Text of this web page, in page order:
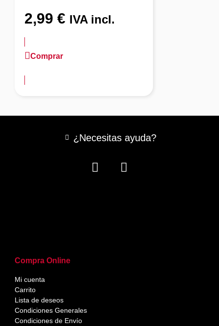
2,99 € IVA incl.
Comprar
Compra Online
Mi cuenta
Carrito
Lista de deseos
Condiciones Generales
Condiciones de Envío
¿Necesitas ayuda?